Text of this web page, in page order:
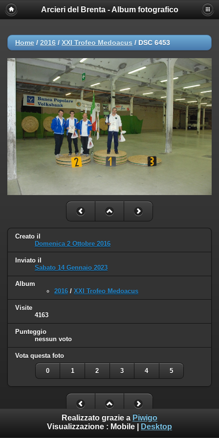
Arcieri del Brenta - Album fotografico
Home / 2016 / XXI Trofeo Medoacus / DSC 6453
Creato il
Domenica 2 Ottobre 2016
Inviato il
Sabato 14 Gennaio 2023
Album
2016 / XXI Trofeo Medoacus
Visite
4163
Punteggio
nessun voto
Vota questa foto
0 1 2 3 4 5
Realizzato grazie a Piwigo
Visualizzazione : Mobile Desktop